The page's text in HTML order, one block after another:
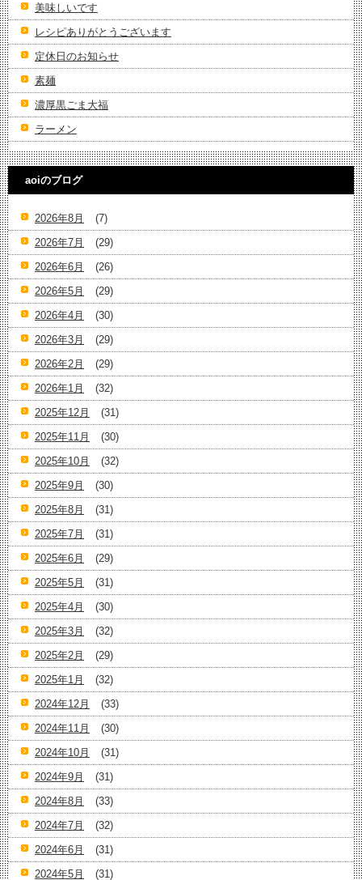
美味しいです
レシピありがとうございます
定休日のお知らせ
素麺
濃厚黒ごま大福
ラーメン
aoiのブログ
2026年8月
(7)
2026年7月
(29)
2026年6月
(26)
2026年5月
(29)
2026年4月
(30)
2026年3月
(29)
2026年2月
(29)
2026年1月
(32)
2025年12月
(31)
2025年11月
(30)
2025年10月
(32)
2025年9月
(30)
2025年8月
(31)
2025年7月
(31)
2025年6月
(29)
2025年5月
(31)
2025年4月
(30)
2025年3月
(32)
2025年2月
(29)
2025年1月
(32)
2024年12月
(33)
2024年11月
(30)
2024年10月
(31)
2024年9月
(31)
2024年8月
(33)
2024年7月
(32)
2024年6月
(31)
2024年5月
(31)